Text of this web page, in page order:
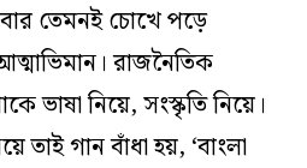
তেমনই চোখে পড়ে
রাজনৈতিক
ভাষা নিয়ে, সংস্কৃতি নিয়ে।
তাই গান বাঁধা হয়, ‘বাংলা